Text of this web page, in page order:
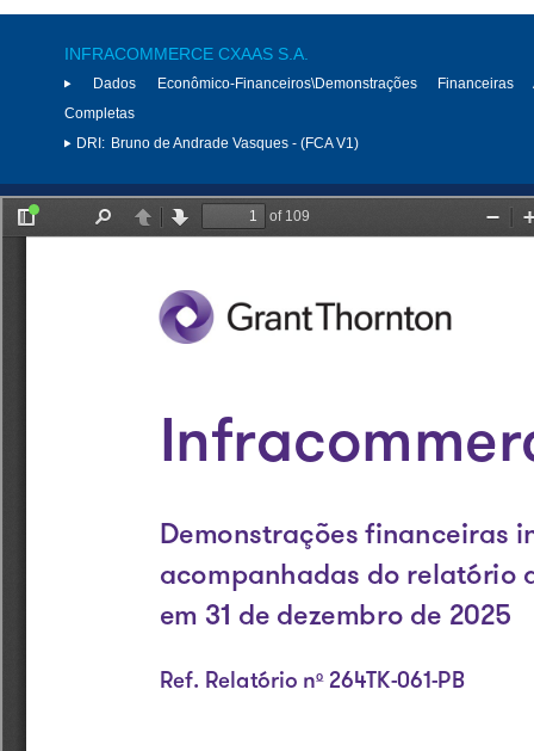
INFRACOMMERCE CXAAS S.A.
Dados Econômico-Financeiros\Demonstrações Financeiras
Completas
DRI: Bruno de Andrade Vasques - (FCA V1)